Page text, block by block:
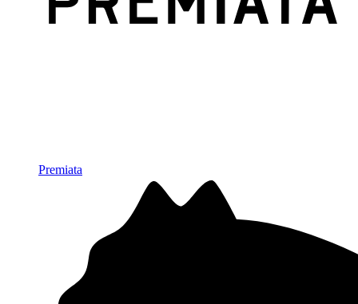
Premiata